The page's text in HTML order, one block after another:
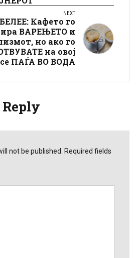
NEXT
Кафето го
ВАРЕЊЕТО и
но ако го
на овој
ПАЃА ВО ВОДА
Reply
not be published. Required fields